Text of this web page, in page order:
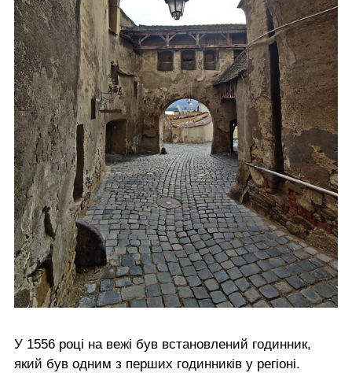
У 1556 році на вежі був встановлений годинник,
який був одним з перших годинників у регіоні.